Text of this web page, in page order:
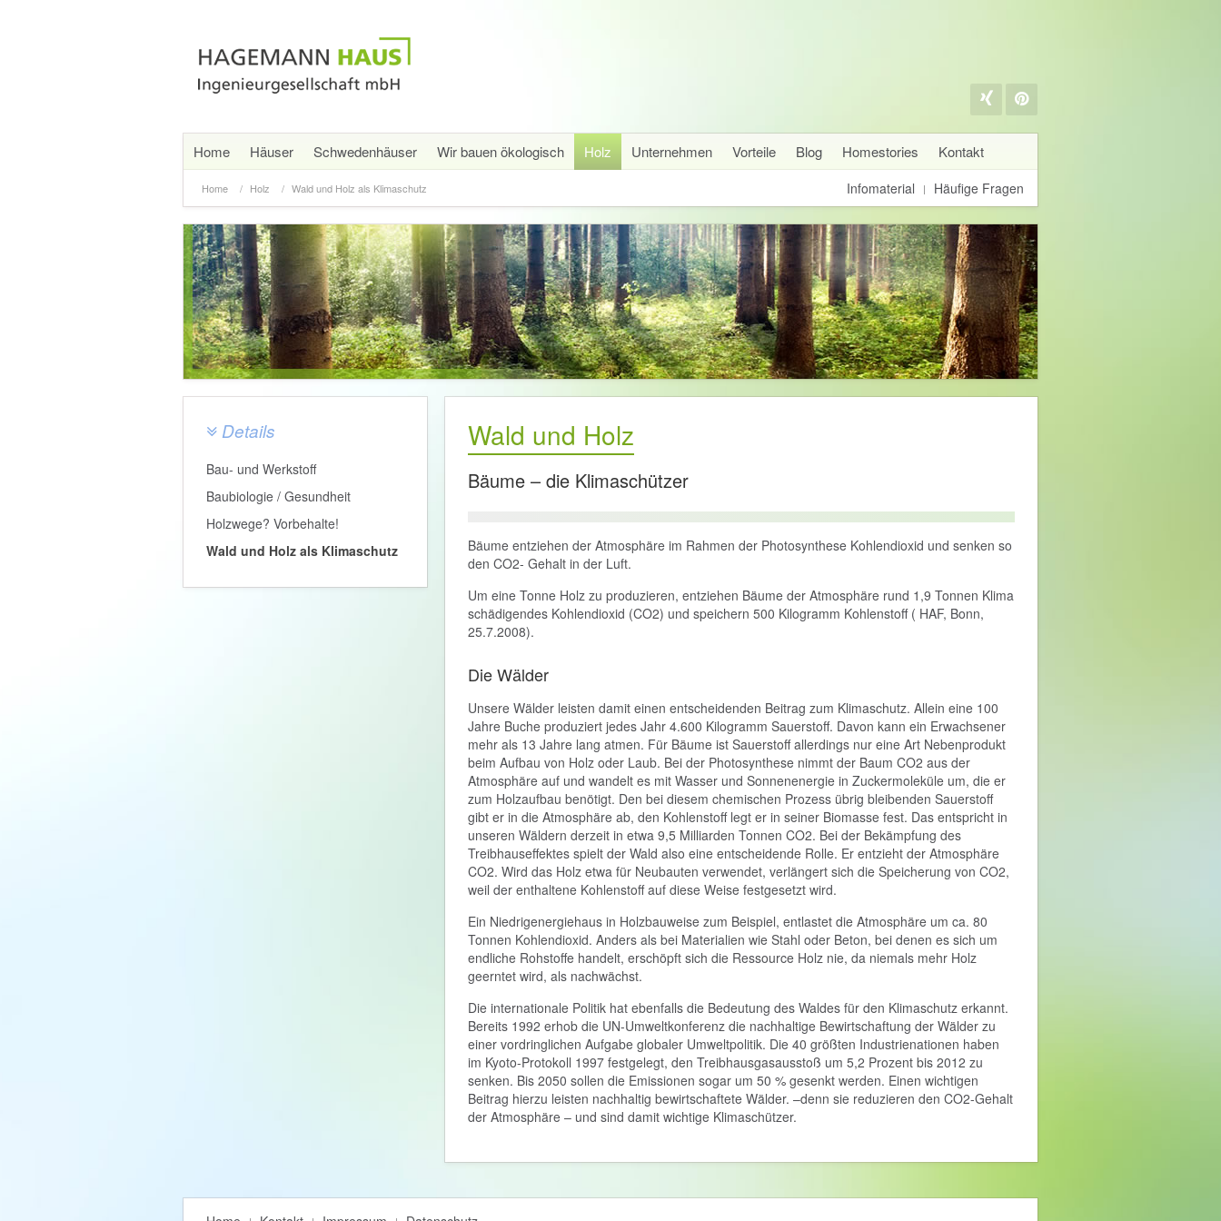
Home Häuser Schwedenhäuser Wir bauen ökologisch Holz Unternehmen Vorteile Blog Homestories Kontakt
Home Holz Wald und Holz als Klimaschutz Infomaterial Häufige Fragen
Wald und Holz
Bäume – die Klimaschützer
Bäume entziehen der Atmosphäre im Rahmen der Photosynthese Kohlendioxid und senken so
den CO2- Gehalt in der Luft.
Um eine Tonne Holz zu produzieren, entziehen Bäume der Atmosphäre rund 1,9 Tonnen Klima
schädigendes Kohlendioxid (CO2) und speichern 500 Kilogramm Kohlenstoff ( HAF, Bonn,
25.7.2008).
Die Wälder
Unsere Wälder leisten damit einen entscheidenden Beitrag zum Klimaschutz. Allein eine 100
Jahre Buche produziert jedes Jahr 4.600 Kilogramm Sauerstoff. Davon kann ein Erwachsener
mehr als 13 Jahre lang atmen. Für Bäume ist Sauerstoff allerdings nur eine Art Nebenprodukt
beim Aufbau von Holz oder Laub. Bei der Photosynthese nimmt der Baum CO2 aus der
Atmosphäre auf und wandelt es mit Wasser und Sonnenenergie in Zuckermoleküle um, die er
zum Holzaufbau benötigt. Den bei diesem chemischen Prozess übrig bleibenden Sauerstoff
gibt er in die Atmosphäre ab, den Kohlenstoff legt er in seiner Biomasse fest. Das entspricht in
unseren Wäldern derzeit in etwa 9,5 Milliarden Tonnen CO2. Bei der Bekämpfung des
Treibhauseffektes spielt der Wald also eine entscheidende Rolle. Er entzieht der Atmosphäre
CO2. Wird das Holz etwa für Neubauten verwendet, verlängert sich die Speicherung von CO2,
weil der enthaltene Kohlenstoff auf diese Weise festgesetzt wird.
Ein Niedrigenergiehaus in Holzbauweise zum Beispiel, entlastet die Atmosphäre um ca. 80
Tonnen Kohlendioxid. Anders als bei Materialien wie Stahl oder Beton, bei denen es sich um
endliche Rohstoffe handelt, erschöpft sich die Ressource Holz nie, da niemals mehr Holz
geerntet wird, als nachwächst.
Die internationale Politik hat ebenfalls die Bedeutung des Waldes für den Klimaschutz erkannt.
Bereits 1992 erhob die UN-Umweltkonferenz die nachhaltige Bewirtschaftung der Wälder zu
einer vordringlichen Aufgabe globaler Umweltpolitik. Die 40 größten Industrienationen haben
im Kyoto-Protokoll 1997 festgelegt, den Treibhausgasausstoß um 5,2 Prozent bis 2012 zu
senken. Bis 2050 sollen die Emissionen sogar um 50 % gesenkt werden. Einen wichtigen
Beitrag hierzu leisten nachhaltig bewirtschaftete Wälder. –denn sie reduzieren den CO2-Gehalt
der Atmosphäre – und sind damit wichtige Klimaschützer.
Details
Bau- und Werkstoff
Baubiologie / Gesundheit
Holzwege? Vorbehalte!
Wald und Holz als Klimaschutz